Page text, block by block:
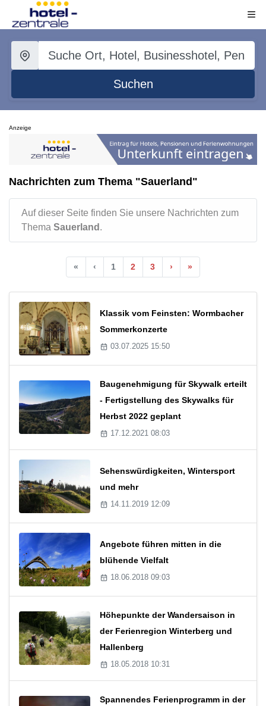
Suchen
Anzeige
Nachrichten zum Thema "Sauerland"
Auf dieser Seite finden Sie unsere Nachrichten zum
Thema Sauerland .
« ‹ 1 2 3 › »
Klassik vom Feinsten: Wormbacher
Sommerkonzerte
03.07.2025 15:50
Baugenehmigung für Skywalk erteilt
- Fertigstellung des Skywalks für
Herbst 2022 geplant
17.12.2021 08:03
Sehenswürdigkeiten, Wintersport
und mehr
14.11.2019 12:09
Angebote führen mitten in die
blühende Vielfalt
18.06.2018 09:03
Höhepunkte der Wandersaison in
der Ferienregion Winterberg und
Hallenberg
18.05.2018 10:31
Spannendes Ferienprogramm in der